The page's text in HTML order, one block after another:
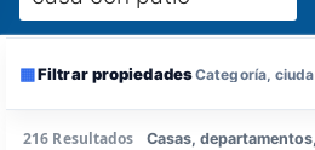
▦Filtrar propiedadesCategoría,
216 Resultados Casas,